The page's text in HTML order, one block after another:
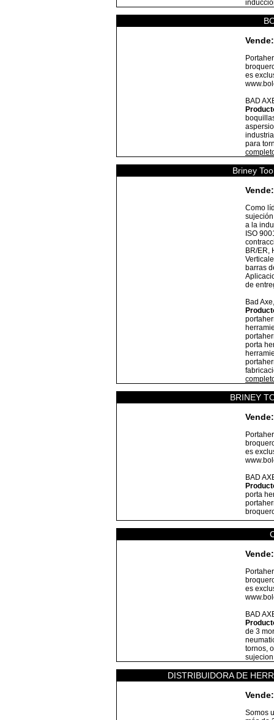
Vende:
es
BAD
para
Briney
Vende:
Como
a la
ISO
BR/ER,
barras
de
Bad
porta
BRINEY
Vende:
es
BAD
porta
Vende:
es
BAD
de 3
tornos,
DISTRIBUIDORA DE
Vende:
Somos